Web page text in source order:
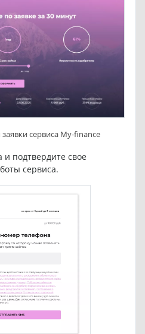
сервиса My-finance
подтвердите свое
сервиса.